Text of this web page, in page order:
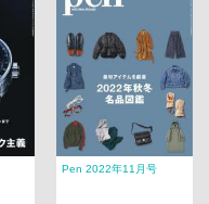
Pen 2022年11月号